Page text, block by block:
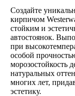
Создайте
кирпичом
стойким и
автостоянок.
при
особой
морозостойкость
натуральных
многих лет,
эстетику.